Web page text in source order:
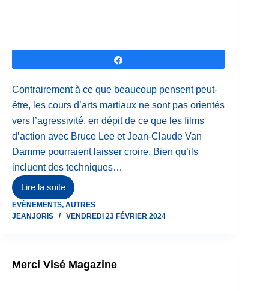
Contrairement à ce que beaucoup pensent peut-
être, les cours d’arts martiaux ne sont pas orientés
vers l’agressivité, en dépit de ce que les films
d’action avec Bruce Lee et Jean-Claude Van
Damme pourraient laisser croire. Bien qu’ils
incluent des techniques…
Lire la suite
Cours
de
JJKBCV
EVÈNEMENTS, AUTRES
JEANJORIS
VENDREDI 23 FÉVRIER 2024
Merci Visé Magazine